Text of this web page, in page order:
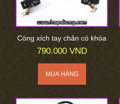
Còng xích tay chân có khóa
790.000 VND